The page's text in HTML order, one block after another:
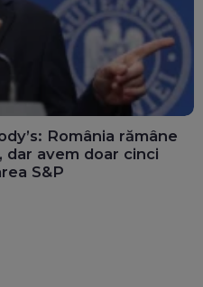
România rămâne
avem doar cinci
S&P